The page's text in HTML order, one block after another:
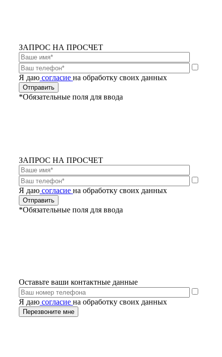
ЗАПРОС НА ПРОСЧЕТ
Я даю согласие на обработку своих данных
*Обязательные поля для ввода
ЗАПРОС НА ПРОСЧЕТ
Я даю согласие на обработку своих данных
*Обязательные поля для ввода
Оставьте ваши контактные данные
Я даю согласие на обработку своих данных